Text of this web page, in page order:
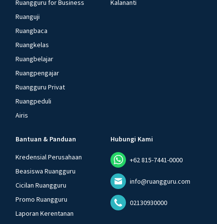
Ruangguru for Business
Ruanguji
Ruangbaca
Ruangkelas
Ruangbelajar
Ruangpengajar
Ruangguru Privat
Ruangpeduli
Airis
Kalananti
Bantuan & Panduan
Kredensial Perusahaan
Beasiswa Ruangguru
Cicilan Ruangguru
Promo Ruangguru
Laporan Kerentanan
Hubungi Kami
+62 815-7441-0000
info@ruangguru.com
02130930000